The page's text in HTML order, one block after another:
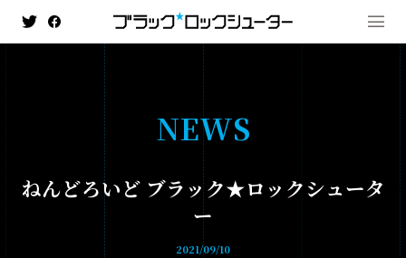
MENU
NEWS
HISTORY
NEWS
ねんどろいど ブラック★ロックシュータ
ー
2021/09/10